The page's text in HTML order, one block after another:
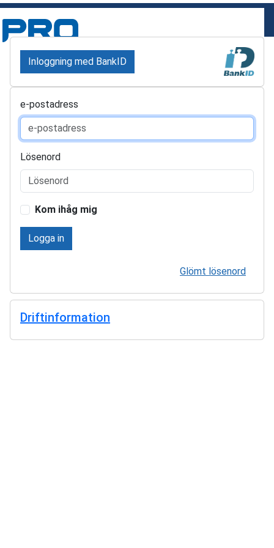
Inloggning med BankID
e-postadress
Lösenord
Kom ihåg mig
Logga in
Glömt lösenord
Driftinformation